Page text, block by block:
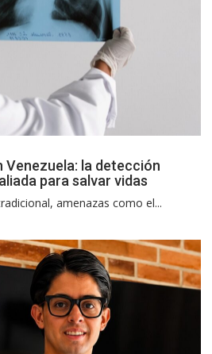
Venezuela: la detección
para salvar vidas
amenazas como el...